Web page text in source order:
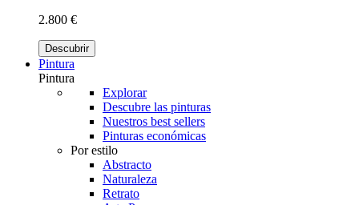
2.800 €
Descubrir
Pintura
Pintura
Explorar
Descubre las pinturas
Nuestros best sellers
Pinturas económicas
Por estilo
Abstracto
Naturaleza
Retrato